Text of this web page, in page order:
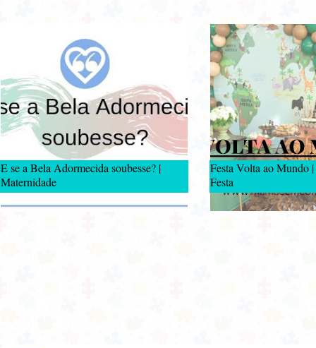
E se a Bela Adormecida soubesse? |
Maternidade
Festa Volta ao Mundo
Festa